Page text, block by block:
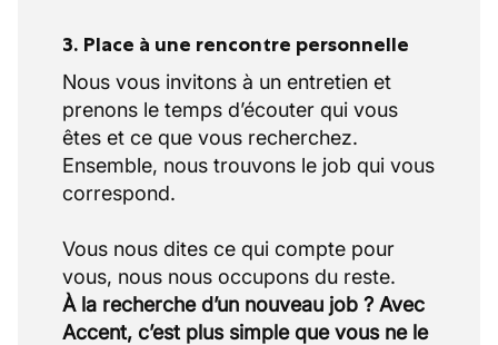
3. Place à une rencontre personnelle
Nous vous invitons à un entretien et
prenons le temps d’écouter qui vous
êtes et ce que vous recherchez.
Ensemble, nous trouvons le job qui vous
correspond.
Vous nous dites ce qui compte pour
À la recherche d’un nouveau job ? Avec
Accent, c’est plus simple que vous ne le